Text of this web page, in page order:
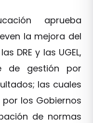
aprueba
la mejora del
DRE y las UGEL,
de gestión por
las cuales
los Gobiernos
de normas